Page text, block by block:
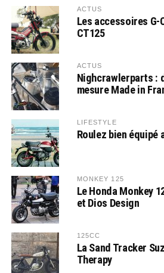
ACTUS
Les accessoires
CT125
ACTUS
Nighcrawlerparts :
mesure Made in
LIFESTYLE
Roulez bien équipé
MONKEY 125
Le Honda Monkey
et Dios Design
125CC
La Sand Tracker
Therapy